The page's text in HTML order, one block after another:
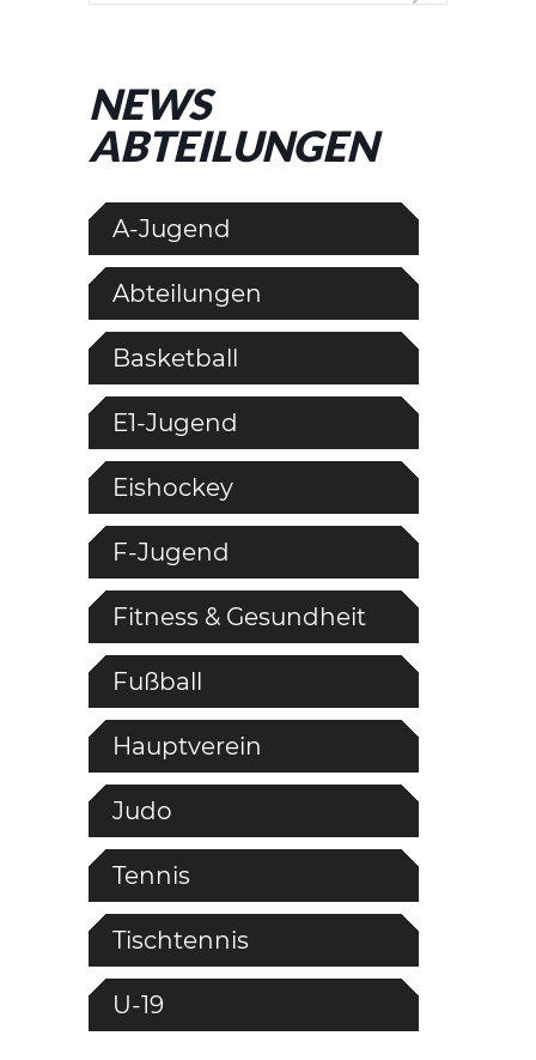
NEWS
ABTEILUNGEN
A-Jugend
Abteilungen
Basketball
E1-Jugend
Eishockey
F-Jugend
Fitness & Gesundheit
Fußball
Hauptverein
Judo
Tennis
Tischtennis
U-19